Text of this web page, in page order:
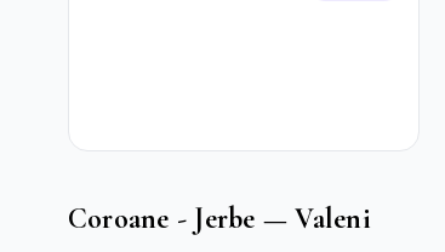
Coroane - Jerbe — Valeni